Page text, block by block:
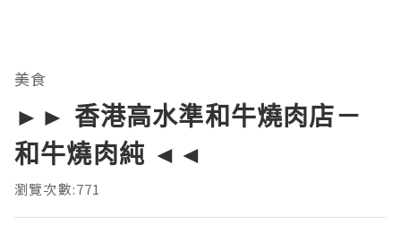
美食
►► 香港高水準和牛燒肉店－
和牛燒肉純 ◄◄
瀏覽次數:771